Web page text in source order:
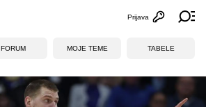
Otvori
Prijava
FORUM MOJE TEME TABELE